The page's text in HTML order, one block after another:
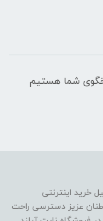
خرید اینترنتی
عزیز دسترسی راحت